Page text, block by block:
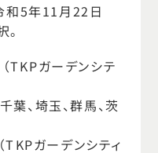
和5年11月22日
。
TKPガーデンシテ
葉、埼玉、群馬、茨
ガーデンシティ